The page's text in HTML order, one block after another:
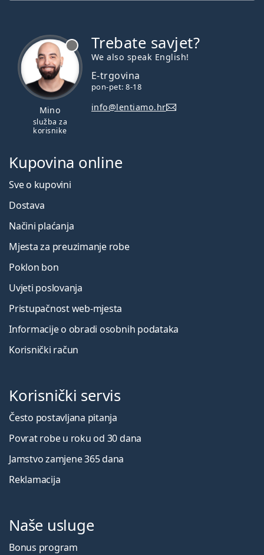
Mino
služba za
korisnike
Trebate savjet?
We also speak English!
E-trgovina
pon-pet: 8-18
info@lentiamo.hr
Kupovina online
Sve o kupovini
Dostava
Načini plaćanja
Mjesta za preuzimanje robe
Poklon bon
Uvjeti poslovanja
Pristupačnost web-mjesta
Informacije o obradi osobnih podataka
Korisnički račun
Korisnički servis
Često postavljana pitanja
Povrat robe u roku od 30 dana
Jamstvo zamjene 365 dana
Reklamacija
Naše usluge
Bonus program